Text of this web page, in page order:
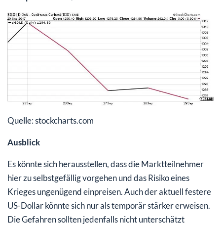
Quelle: stockcharts.com
Ausblick
Es könnte sich herausstellen, dass die Marktteilnehmer
hier zu selbstgefällig vorgehen und das Risiko eines
Krieges ungenügend einpreisen. Auch der aktuell festere
US-Dollar könnte sich nur als temporär stärker erweisen.
Die Gefahren sollten jedenfalls nicht unterschätzt